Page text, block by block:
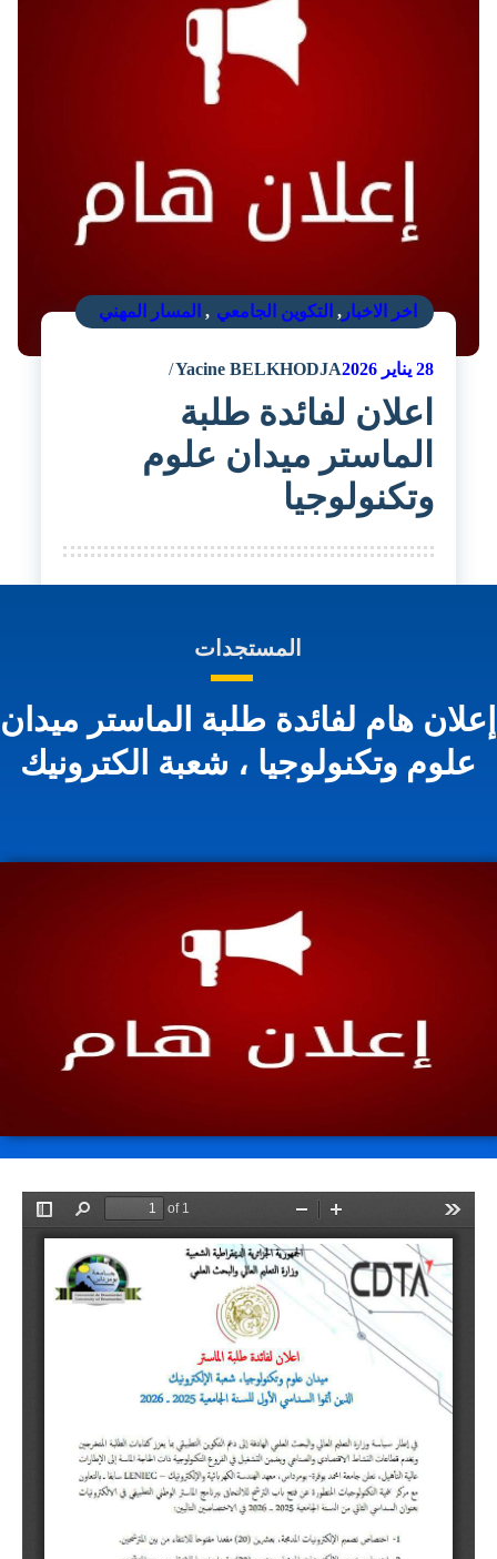
اخر الاخبار, التكوين الجامعي , المسار المهني
28يناير 2026 Yacine BELKHODJA
اعلان لفائدة طلبة
الماستر ميدان علوم
وتكنولوجيا
المستجدات
هام لفائدة طلبة الماستر ميدان
علوم وتكنولوجيا ، شعبة الكترونيك